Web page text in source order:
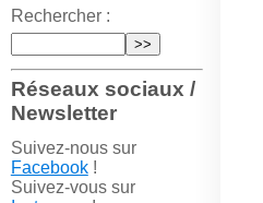
Rechercher :
Réseaux sociaux /
Newsletter
Suivez-nous sur
Facebook!
Suivez-vous sur